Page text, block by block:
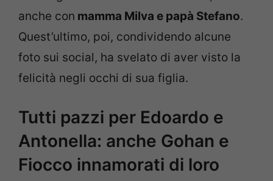
anche con mamma Milva e papà Stefano.
Quest’ultimo, poi, condividendo alcune
foto sui social, ha svelato di aver visto la
felicità negli occhi di sua figlia.
Tutti pazzi per Edoardo e
Antonella: anche Gohan e
Fiocco innamorati di loro